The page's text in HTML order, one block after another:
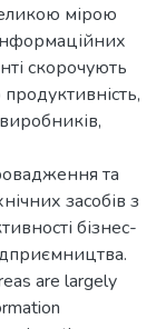
мірою
скорочують
та
засобів з
бізнес-
are largely